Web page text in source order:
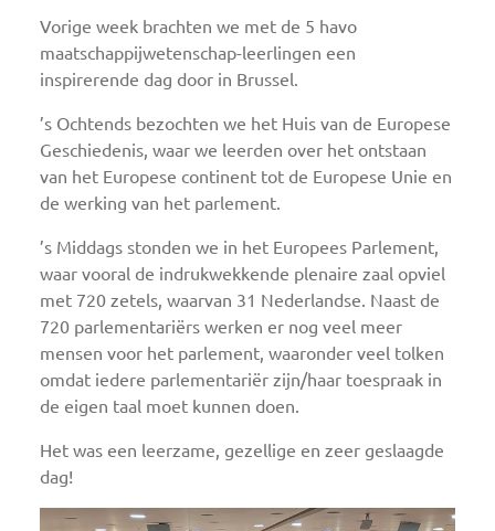
Vorige week brachten we met de 5 havo
maatschappijwetenschap-leerlingen een
inspirerende dag door in Brussel.
’s Ochtends bezochten we het Huis van de Europese
Geschiedenis, waar we leerden over het ontstaan
van het Europese continent tot de Europese Unie en
de werking van het parlement.
’s Middags stonden we in het Europees Parlement,
waar vooral de indrukwekkende plenaire zaal opviel
met 720 zetels, waarvan 31 Nederlandse. Naast de
720 parlementariërs werken er nog veel meer
mensen voor het parlement, waaronder veel tolken
omdat iedere parlementariër zijn/haar toespraak in
de eigen taal moet kunnen doen.
Het was een leerzame, gezellige en zeer geslaagde
dag!